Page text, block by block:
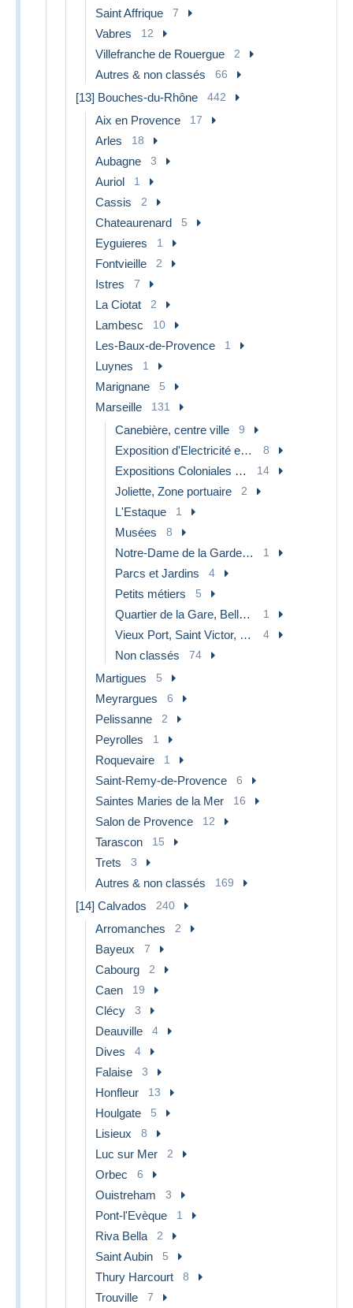
Saint Affrique 7
Vabres 12
Villefranche de Rouergue 2
Autres & non classés 66
[13] Bouches-du-Rhône 442
Aix en Provence 17
Arles 18
Aubagne 3
Auriol 1
Cassis 2
Chateaurenard 5
Eyguieres 1
Fontvieille 2
Istres 7
La Ciotat 2
Lambesc 10
Les-Baux-de-Provence 1
Luynes 1
Marignane 5
Marseille 131
Canebière, centre ville 9
Exposition d'Electricité et autres 8
Expositions Coloniales 1906 - 1922 14
Joliette, Zone portuaire 2
L'Estaque 1
Musées 8
Notre-Dame de la Garde, ascenseur 1
Parcs et Jardins 4
Petits métiers 5
Quartier de la Gare, Belle de Mai, Plombières 1
Vieux Port, Saint Victor, Le Panier 4
Non classés 74
Martigues 5
Meyrargues 6
Pelissanne 2
Peyrolles 1
Roquevaire 1
Saint-Remy-de-Provence 6
Saintes Maries de la Mer 16
Salon de Provence 12
Tarascon 15
Trets 3
Autres & non classés 169
[14] Calvados 240
Arromanches 2
Bayeux 7
Cabourg 2
Caen 19
Clécy 3
Deauville 4
Dives 4
Falaise 3
Honfleur 13
Houlgate 5
Lisieux 8
Luc sur Mer 2
Orbec 6
Ouistreham 3
Pont-l'Evèque 1
Riva Bella 2
Saint Aubin 5
Thury Harcourt 8
Trouville 7